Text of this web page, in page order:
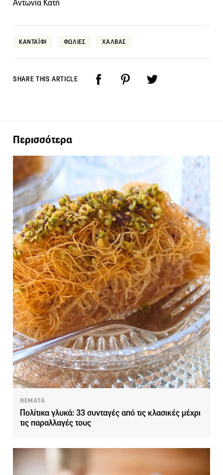
Αντωνία Κατή
ΚΑΝΤΑΪΦΙ ΦΩΛΙΕΣ ΧΑΛΒΑΣ
SHARE THIS ARTICLE
Περισσότερα
ΘΕΜΑΤΑ
Πολίτικα γλυκά: 33 συνταγές από τις κλασικές μέχρι
τις παραλλαγές τους